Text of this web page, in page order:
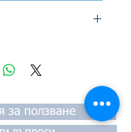
#Κεφαλάρι
за ползване